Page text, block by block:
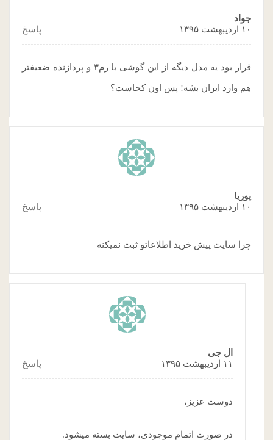
جواد
۱۰ اردیبهشت ۱۳۹۵
پاسخ
قرار بود یه مدل دیگه از این گوشی با رم۳ و پردازنده ضعیفتر
هم وارد ایران بشه! پس اون کجاست؟
پوریا
۱۰ اردیبهشت ۱۳۹۵
پاسخ
چرا سایت پیش خرید اطلاعاتو ثبت نمیکنه
ال جی
۱۱ اردیبهشت ۱۳۹۵
پاسخ
دوست عزیز،
در صورت اتمام موجودی، سایت بسته میشود.